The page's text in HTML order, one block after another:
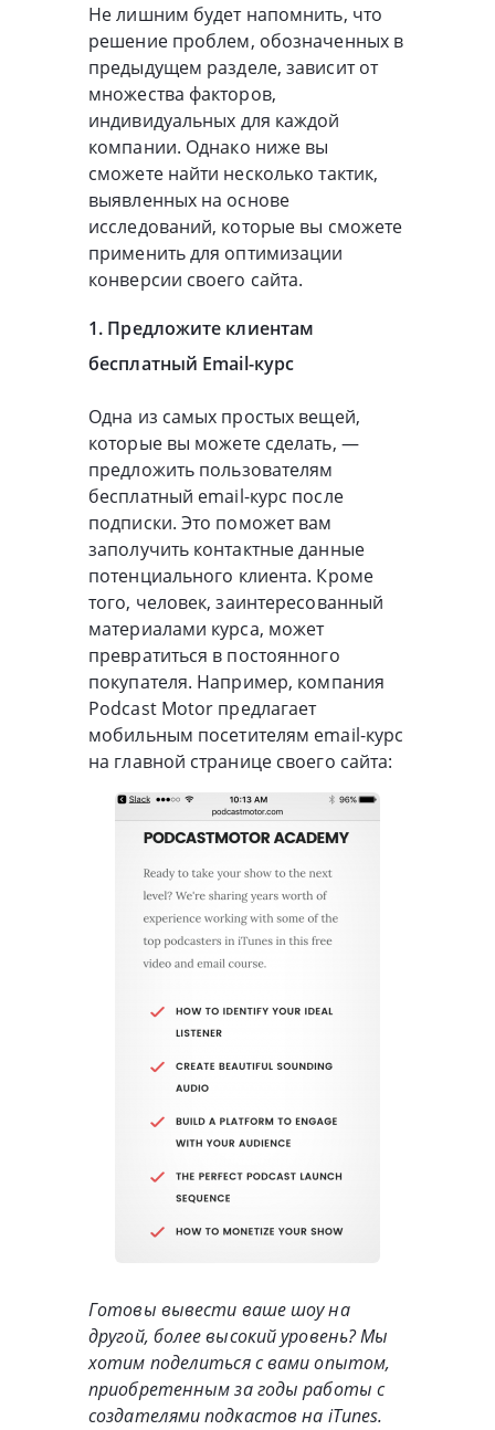
Не лишним будет напомнить, что
решение проблем, обозначенных в
предыдущем разделе, зависит от
множества факторов,
индивидуальных для каждой
компании. Однако ниже вы
сможете найти несколько тактик,
выявленных на основе
исследований, которые вы сможете
применить для оптимизации
конверсии своего сайта.
1. Предложите клиентам
бесплатный Email-курс
Одна из самых простых вещей,
которые вы можете сделать, —
предложить пользователям
бесплатный email-курс после
подписки. Это поможет вам
заполучить контактные данные
потенциального клиента. Кроме
того, человек, заинтересованный
материалами курса, может
превратиться в постоянного
покупателя. Например, компания
Podcast Motor предлагает
мобильным посетителям email-курс
на главной странице своего сайта:
Готовы вывести ваше шоу на
другой, более высокий уровень? Мы
хотим поделиться с вами опытом,
приобретенным за годы работы с
создателями подкастов на iTunes.